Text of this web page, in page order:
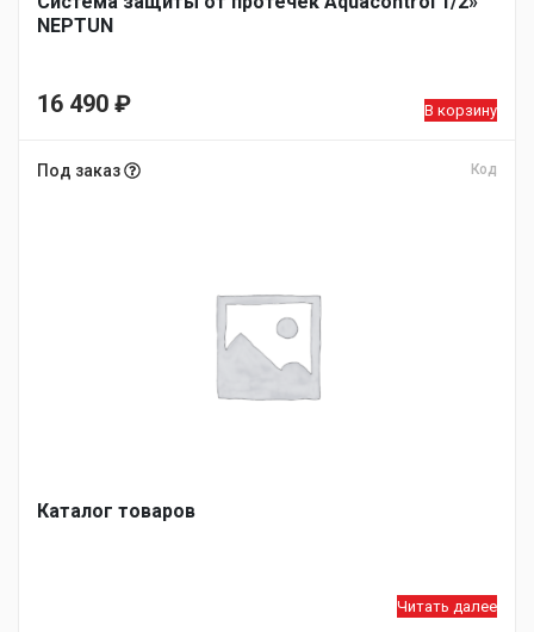
NEPTUN
16 490 ₽ В корзину
Под заказ Код
Каталог товаров
Читать далее